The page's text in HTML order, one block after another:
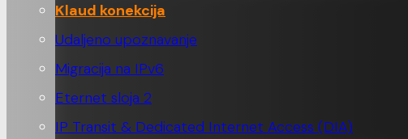
Klaud konekcija
Udaljeno upoznavanje
Migracija na IPv6
Eternet sloja 2
IP Transit & Dedicated Internet Access (DIA)